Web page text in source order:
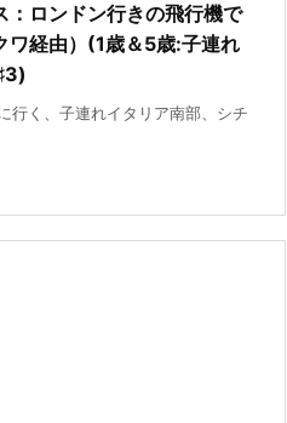
：ロンドン行きの飛行機で
ワ経由）(1歳＆5歳:子連れ
行く、子連れイタリア南部、シチ